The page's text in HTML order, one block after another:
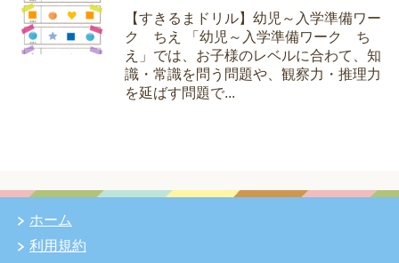
【すきるまドリル】幼児～入学準備ワー
ク ちえ 「幼児～入学準備ワーク ち
え」では、お子様のレベルに合わて、知
識・常識を問う問題や、観察力・推理力
を延ばす問題で...
ホーム
利用規約